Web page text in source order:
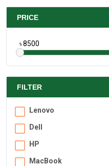
PRICE
৳
FILTER
Lenovo
Dell
HP
MacBook